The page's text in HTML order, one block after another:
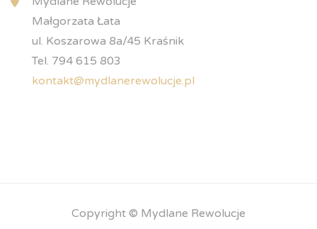
Małgorzata Łata
ul. Koszarowa 8a/45 Kraśnik
Tel. 794 615 803
kontakt@mydlanerewolucje.pl
Copyright © Mydlane Rewolucje